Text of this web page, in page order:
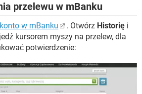
przelewu w mBanku
konto w mBanku . Otwórz Historię i
kursorem myszy na przelew, dla
potwierdzenie: